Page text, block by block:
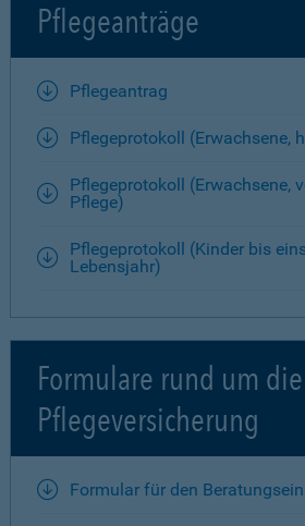
Pflegeanträge
Pflegeantrag
Pflegeprotokoll (Erwachsene,
Pflegeprotokoll (Erwachsene,
Pflege)
Pflegeprotokoll (Kinder bis
Lebensjahr)
Formulare rund um die
Pflegeversicherung
Formular für den